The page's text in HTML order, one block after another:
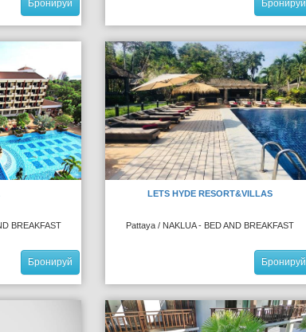
Бронируй Бронируй
BREAKFAST
Бронируй
LETS HYDE RESORT&VILLAS
Pattaya / NAKLUA - BED AND BREAKFAST
Бронируй